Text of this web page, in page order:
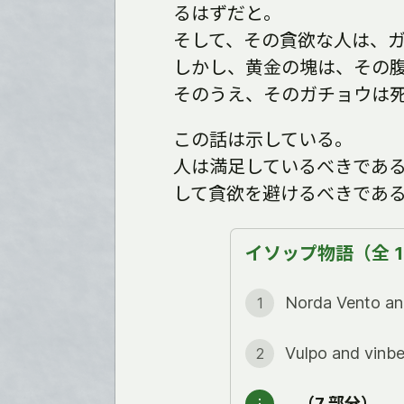
るはずだと。
そして、その貪欲な人は、
しかし、黄金の塊は、その
そのうえ、そのガチョウは
この話は示している。
人は満足しているべきであ
して貪欲を避けるべきであ
イソップ物語（全
1 Norda Vento
2 Vulpo and